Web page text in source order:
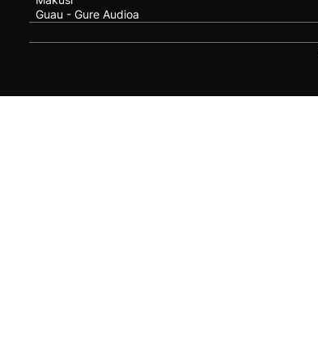
Guau - Gure Audioa